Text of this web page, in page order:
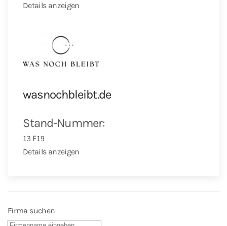
Details anzeigen
wasnochbleibt.de
Stand-Nummer:
13 F19
Details anzeigen
Firma suchen